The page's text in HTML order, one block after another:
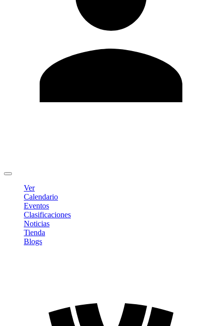
Ver
Calendario
Eventos
Clasificaciones
Noticias
Tienda
Blogs